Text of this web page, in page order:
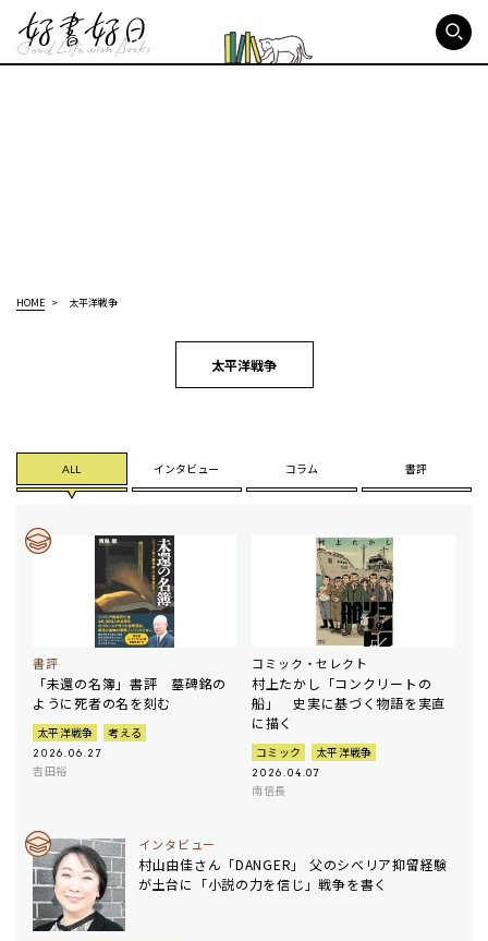
HOME 太平洋戦争
太平洋戦争
ALL インタビュー コラム 書評
書評
「未還の名簿」書評 墓碑銘の
ように死者の名を刻む
太平洋戦争 考える
2026.06.27
吉田裕
コミック・セレクト
村上たかし「コンクリートの
船」 史実に基づく物語を実直
に描く
コミック 太平洋戦争
2026.04.07
南信長
インタビュー
村山由佳さん「DANGER」 父のシベリア抑留経験
が土台に「小説の力を信じ」戦争を書く